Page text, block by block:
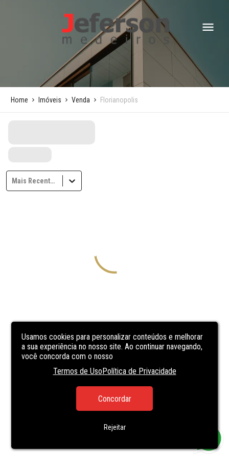
Usamos cookies para personalizar conteúdos e melhorar
a sua experiência no nosso site. Ao continuar navegando,
você concorda com o nosso
Termos de UsoPolítica de Privacidade
Concordar
Rejeitar
Home Imóveis Venda Florianopolis
Mais Recentes